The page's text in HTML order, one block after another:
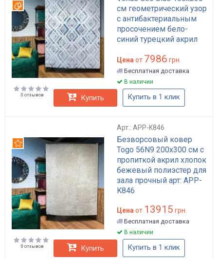
см геометрический узор
с антибактериальным
просочением бело-
синий турецкий акрил
APP-K136
Вотерпруф
Цена от 7986 грн.
Бесплатная доставка
В наличии
0 отзывов Купить Купить в 1 клик
Арт.: APP-K846
Безворсовый ковер
Togo 56N9 200х300 см с
пропиткой акрил хлопок
бежевый полиэстер для
зала прочный арт: APP-
K846
Рекомендуем
Цена от 13915 грн.
Бесплатная доставка
В наличии
0 отзывов Купить Купить в 1 клик